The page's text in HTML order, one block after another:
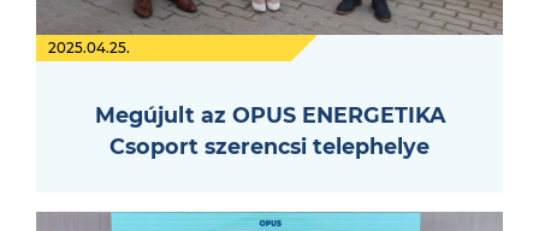
2025.04.25.
Megújult az OPUS ENERGETIKA
Csoport szerencsi telephelye